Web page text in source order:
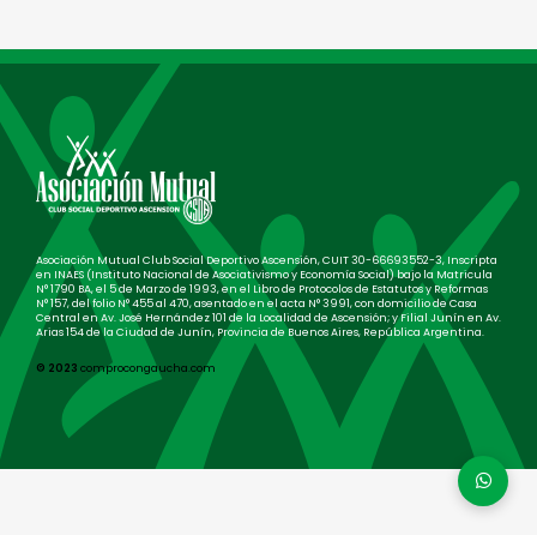
Asociación Mutual Club Social Deportivo Ascensión, CUIT 30-66693552-3, Inscripta
en INAES (Instituto Nacional de Asociativismo y Economía Social) bajo la Matricula
N° 1790 BA, el 5 de Marzo de 1993, en el Libro de Protocolos de Estatutos y Reformas
N° 157, del folio N° 455 al 470, asentado en el acta N° 3991, con domicilio de Casa
Central en Av. José Hernández 101 de la Localidad de Ascensión; y Filial Junín en Av.
Arias 154 de la Ciudad de Junín, Provincia de Buenos Aires, República Argentina.
© 2023 comprocongaucha.com